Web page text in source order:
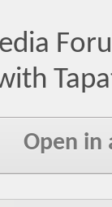
Open in